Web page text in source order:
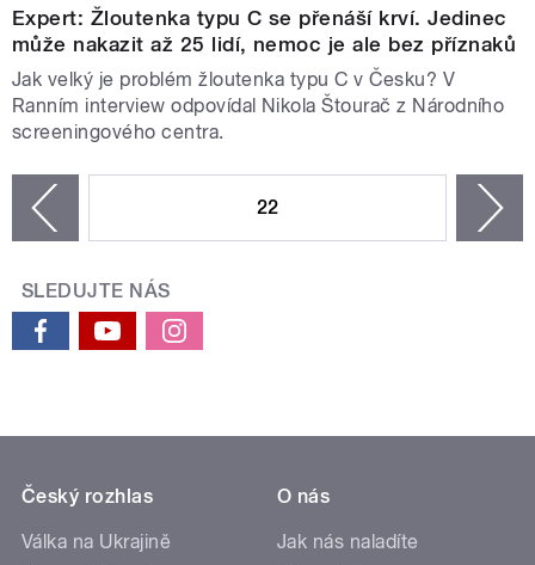
Expert: Žloutenka typu C se přenáší krví. Jedinec
může nakazit až 25 lidí, nemoc je ale bez příznaků
Jak velký je problém žloutenka typu C v Česku? V
Ranním interview odpovídal Nikola Štourač z Národního
screeningového centra.
22
SLEDUJTE NÁS
Český rozhlas
Válka na Ukrajině
O nás
Jak nás naladíte